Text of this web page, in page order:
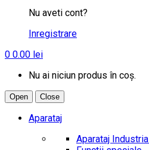
Nu aveti cont?
Inregistrare
0 0.00 lei
Nu ai niciun produs în coș.
Open Close
Aparataj
Aparataj Industrial